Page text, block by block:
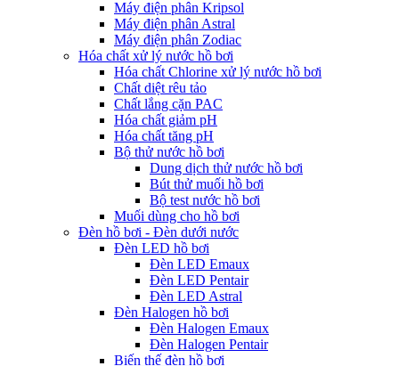
Máy điện phân Kripsol
Máy điện phân Astral
Máy điện phân Zodiac
Hóa chất xử lý nước hồ bơi
Hóa chất Chlorine xử lý nước hồ bơi
Chất diệt rêu tảo
Chất lắng cặn PAC
Hóa chất giảm pH
Hóa chất tăng pH
Bộ thử nước hồ bơi
Dung dịch thử nước hồ bơi
Bút thử muối hồ bơi
Bộ test nước hồ bơi
Muối dùng cho hồ bơi
Đèn hồ bơi - Đèn dưới nước
Đèn LED hồ bơi
Đèn LED Emaux
Đèn LED Pentair
Đèn LED Astral
Đèn Halogen hồ bơi
Đèn Halogen Emaux
Đèn Halogen Pentair
Biến thế đèn hồ bơi